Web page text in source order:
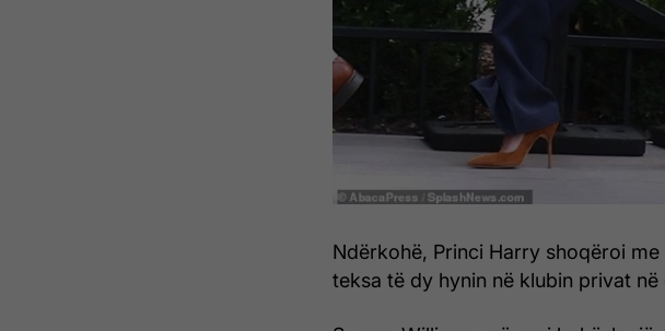
Ndërkohë, Princi Harry shoqëroi
teksa të dy hynin në klubin privat